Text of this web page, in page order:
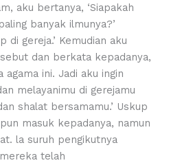
aku bertanya, ‘Siapakah
banyak ilmunya?’
di gereja.’ Kemudian aku
dan berkata kepadanya,
agama ini. Jadi aku ingin
melayanimu di gerejamu
shalat bersamamu.’ Uskup
masuk kepadanya, namun
la suruh pengikutnya
telah